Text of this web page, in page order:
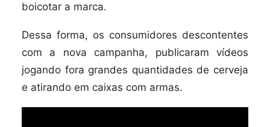
boicotar a marca.
Dessa forma, os consumidores descontentes
com a nova campanha, publicaram vídeos
jogando fora grandes quantidades de cerveja
e atirando em caixas com armas.